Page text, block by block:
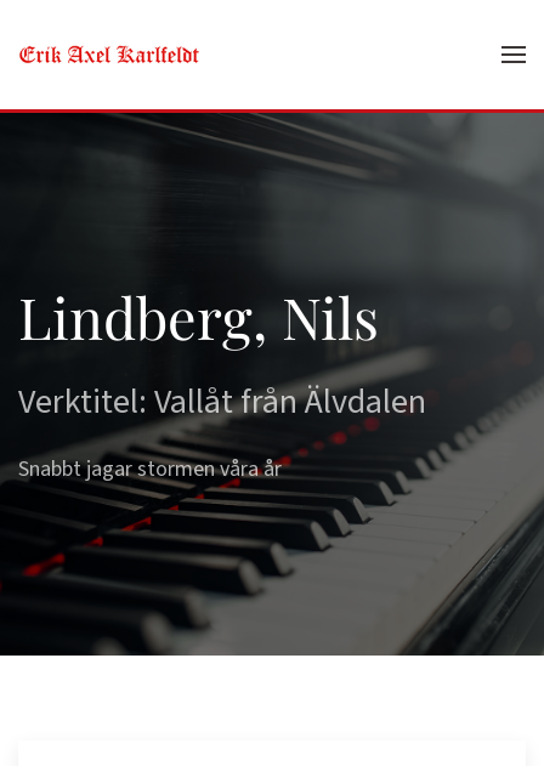
Skip to main content
Lindberg, Nils
Verktitel: Vallåt från Älvdalen
Snabbt jagar stormen våra år